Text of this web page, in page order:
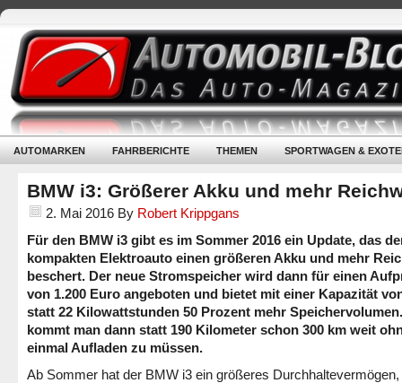
AUTOMARKEN FAHRBERICHTE THEMEN SPORTWAGEN &
BMW i3: Größerer Akku und mehr
2. Mai 2016 By Robert Krippgans
Für den BMW i3 gibt es im Sommer 2016 ein Update, das
kompakten Elektroauto einen größeren Akku und mehr
beschert. Der neue Stromspeicher wird dann für einen
von 1.200 Euro angeboten und bietet mit einer Kapazität
statt 22 Kilowattstunden 50 Prozent mehr
kommt man dann statt 190 Kilometer schon 300 km weit
einmal Aufladen zu müssen.
Ab Sommer hat der BMW i3 ein größeres Durchhaltevermögen,